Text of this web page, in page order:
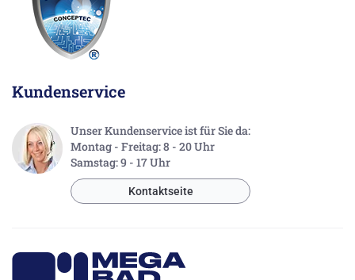
Kundenservice
Unser Kundenservice ist für Sie da:
Montag - Freitag: 8 - 20 Uhr
Samstag: 9 - 17 Uhr
Kontaktseite